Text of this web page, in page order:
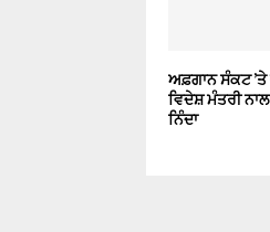
ਅਫ਼ਗਾਨ ਸੰਕਟ
ਵਿਦੇਸ਼ ਮੰਤਰੀ
ਨਿੰਦਾ